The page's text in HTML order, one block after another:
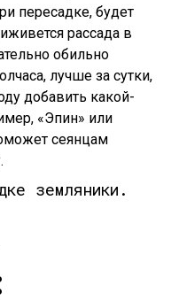
пересадке, будет
рассада в
обильно
лучше за сутки,
добавить какой-
«Эпин» или
сеянцам
земляники.